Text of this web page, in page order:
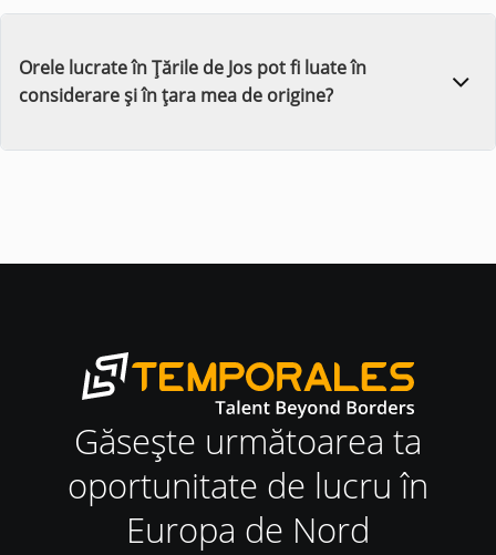
Orele lucrate în Țările de Jos pot fi luate în
considerare și în țara mea de origine?
Găsește următoarea ta
oportunitate de lucru în
Europa de Nord